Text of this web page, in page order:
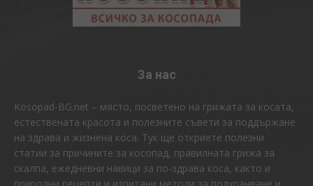
За нас
Kosopad-BG.net – място, посветено на грижата за косата,
естествената красота и полезните съвети за поддържане
на здрава и жизнена коса. Тук ще откриете полезни
статии за причините за косопад, правилната грижа за
скалпа, ежедневни навици за по-здрава коса, както и